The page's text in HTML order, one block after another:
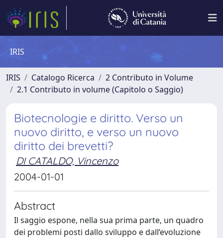
IRIS
IRIS Catalogo Ricerca
2 Contributo in Volume
2.1 Contributo in volume (Capitolo o Saggio)
Biotecnologie e diritto. Verso un
nuovo diritto, e verso un nuovo
diritto dei brevetti?
DI CATALDO, Vincenzo
2004-01-01
Abstract
Il saggio espone, nella sua prima parte, un quadro
dei problemi posti dallo sviluppo e dall’evoluzione